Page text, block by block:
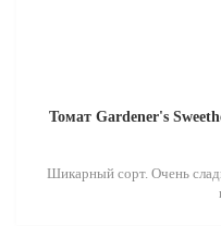
Томат Gardener's
Шикарный сорт. Очень